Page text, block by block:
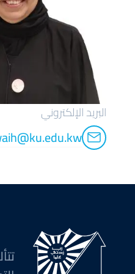
البريد الإلكتروني